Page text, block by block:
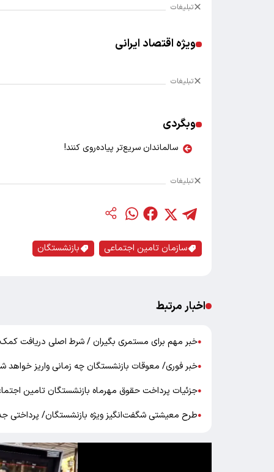
تبلیغات
ویژه اقتصاد ایرانی
تبلیغات
وبگردی
سالماندان سریع‌تر پیاده‌روی کنند!
تبلیغات
سازمان تامین اجتماعی بازنشستگان
اخبار مرتبط
●خبر مهم برای مستمری بگیران / شرط اصلی دریافت کمک‌
●خبر فوری/ معوقات بازنشستگان چه زمانی واریز خواهد
●جزئیات پرداخت حقوق مهرماه بازنشستگان تامین
●طرح معیشتی شگفت‌انگیز ویژه بازنشستگان/ پرداختی